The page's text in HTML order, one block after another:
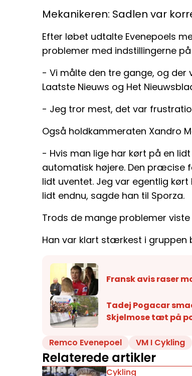
Mekanikeren: Sadlen var
Efter løbet udtalte Evenepoels
problemer med indstillingerne
- Vi målte den tre gange, og der
Laatste Nieuws og Het
- Jeg tror mest, det var
Også holdkammeraten Xandro
- Hvis man lige har kørt på en
automatisk højere. Den præcise
lidt uventet. Jeg var egentlig
lidt endnu, sagde han til Sporza.
Trods de mange problemer
Han var klart stærkest i gruppen
Fransk avis raser
Tadej Pogacar
Skjelmose tæt på
Remco Evenepoel VM I Cykling
Relaterede artikler
Cykling